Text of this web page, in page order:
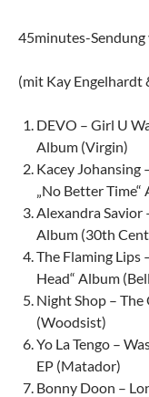
45minutes-
(mit Kay Engelhardt
DEVO – Girl U
Album (Virgin)
Kacey Johansing
„No Better
Alexandra Savior
Album (30th
The Flaming Lips
Head“ Album
Night Shop – The
(Woodsist)
Yo La Tengo –
EP (Matador)
Bonny Doon –